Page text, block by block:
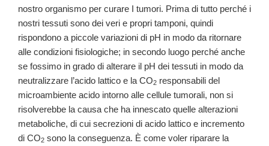
nostro organismo per curare I tumori. Prima di tutto perché i
nostri tessuti sono dei veri e propri tamponi, quindi
rispondono a piccole variazioni di pH in modo da ritornare
alle condizioni fisiologiche; in secondo luogo perché anche
se fossimo in grado di alterare il pH dei tessuti in modo da
neutralizzare l’acido lattico e la CO2 responsabili del
microambiente acido intorno alle cellule tumorali, non si
risolverebbe la causa che ha innescato quelle alterazioni
metaboliche, di cui secrezioni di acido lattico e incremento
di CO2 sono la conseguenza. È come voler riparare la